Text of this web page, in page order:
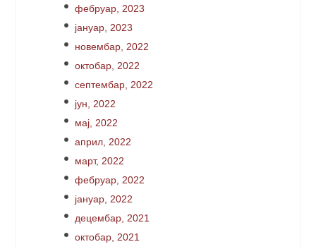
фебруар, 2023
јануар, 2023
новембар, 2022
октобар, 2022
септембар, 2022
јун, 2022
мај, 2022
април, 2022
март, 2022
фебруар, 2022
јануар, 2022
децембар, 2021
октобар, 2021